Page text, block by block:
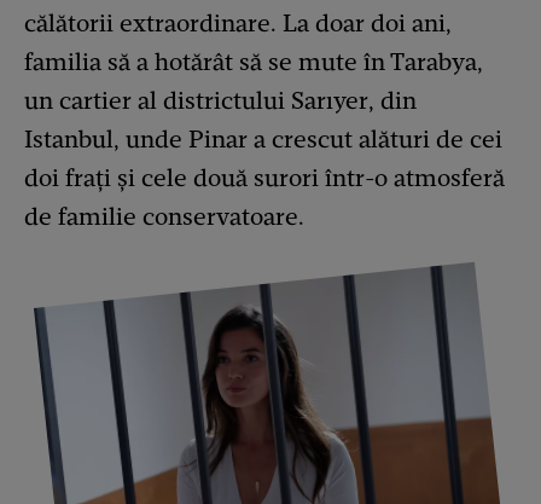
călătorii extraordinare. La doar doi ani,
familia să a hotărât să se mute în Tarabya,
un cartier al districtului Sarıyer, din
Istanbul, unde Pinar a crescut alături de cei
doi frați și cele două surori într-o atmosferă
de familie conservatoare.